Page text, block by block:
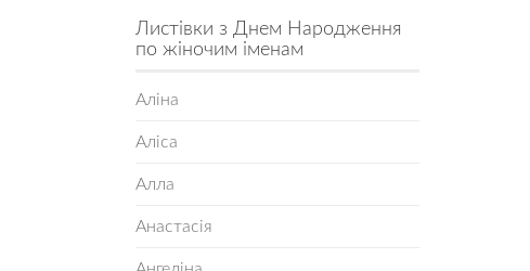
Листівки з Днем Народження
по жіночим іменам
Аліна
Аліса
Алла
Анастасія